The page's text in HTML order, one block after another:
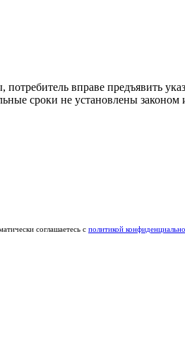
вправе предъявить
сроки не установлены законом
соглашаетесь с политикой